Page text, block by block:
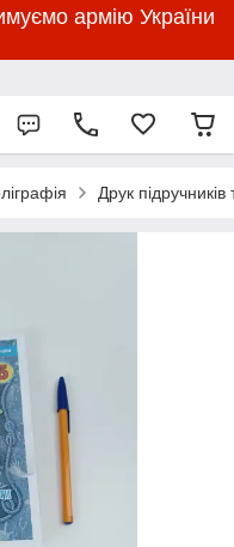
армію України
Друк